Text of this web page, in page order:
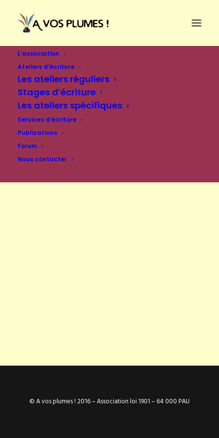
L’association
Ateliers d’écriture
Les ateliers réguliers
Stages d’écriture
Les ateliers spécifiques
Services d’écriture
Publications
Forum
Nous contacter
© A vos plumes ! 2016 – Association loi 1901 – 64 000 PAU